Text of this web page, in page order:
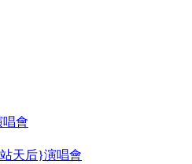
唱會
天后}演唱會